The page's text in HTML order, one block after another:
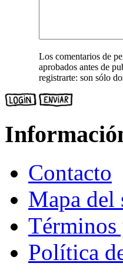
Los comentarios de
aprobados antes de
registrarte: son sólo
Contacto
Mapa del
Política